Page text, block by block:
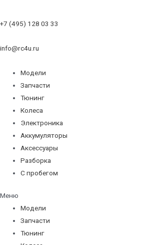
+7 (495) 128 03 33
info@rc4u.ru
Модели
Запчасти
Тюнинг
Колеса
Электроника
Аккумуляторы
Аксессуары
Разборка
С пробегом
Меню
Модели
Запчасти
Тюнинг